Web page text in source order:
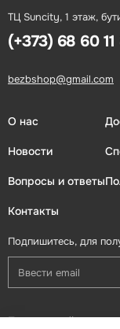
ТЦ Suncity, 1 этаж,
(+373) 68 60
bezbshop@gmail.com
О нас
Новости
Вопросы и ответы
Контакты
Подпишитесь, для
Присоединяйтесь в